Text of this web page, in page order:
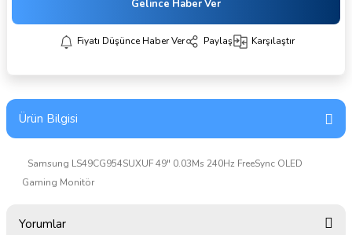
Gelince Haber Ver
Fiyatı Düşünce Haber Ver Paylaş Karşılaştır
Ürün Bilgisi
Samsung LS49CG954SUXUF 49" 0.03Ms 240Hz FreeSync OLED
Gaming Monitör
Yorumlar